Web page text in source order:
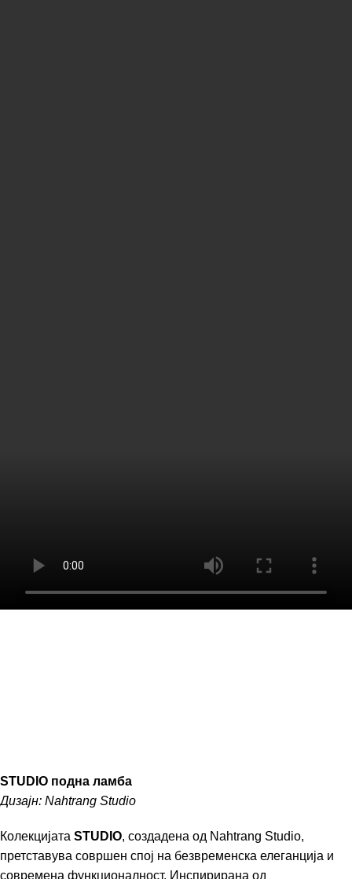
STUDIO подна ламба
Дизајн: Nahtrang Studio
Колекцијата STUDIO, создадена од Nahtrang Studio,
претставува совршен спој на безвременска елеганција и
современа функционалност. Инспирирана од